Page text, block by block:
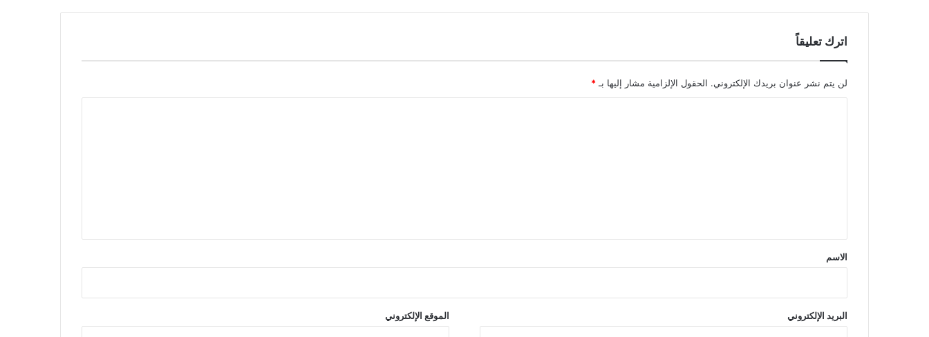
اترك تعليقاً
لن يتم نشر عنوان بريدك الإلكتروني. الحقول الإلزامية مشار إليها بـ *
*
الاسم
البريد الإلكتروني الموقع الإلكتروني